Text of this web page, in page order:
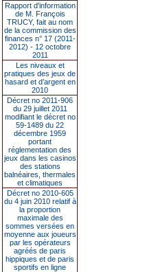
Rapport d'information
de M. François
TRUCY, fait au nom
de la commission des
finances n° 17 (2011-
2012) - 12 octobre
2011
Les niveaux et
pratiques des jeux de
hasard et d’argent en
2010
Décret no 2011-906
du 29 juillet 2011
modifiant le décret no
59-1489 du 22
décembre 1959
portant
réglementation des
jeux dans les casinos
des stations
balnéaires, thermales
et climatiques
Décret no 2010-605
du 4 juin 2010 relatif à
la proportion
maximale des
sommes versées en
moyenne aux joueurs
par les opérateurs
agréés de paris
hippiques et de paris
sportifs en ligne